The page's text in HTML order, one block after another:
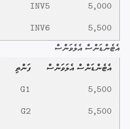
5,000
INV5
5,500
INV6
އެޓެންޑަންސް އެލެވަންސް
އެޓެންޑަންސް އެލަވަންސް
ފަންތި
5,500
G1
5,500
G2